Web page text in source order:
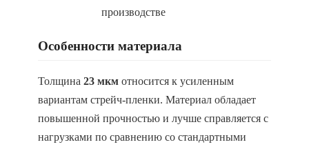
производстве
Особенности материала
Толщина 23 мкм относится к усиленным
вариантам стрейч-пленки. Материал обладает
повышенной прочностью и лучше справляется с
нагрузками по сравнению со стандартными